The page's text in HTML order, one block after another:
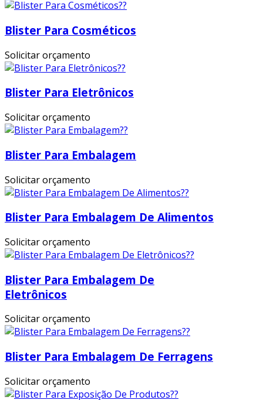
Blister Para Cosméticos
Solicitar orçamento
Blister Para Eletrônicos
Solicitar orçamento
Blister Para Embalagem
Solicitar orçamento
Blister Para Embalagem De Alimentos
Solicitar orçamento
Blister Para Embalagem De
Eletrônicos
Solicitar orçamento
Blister Para Embalagem De Ferragens
Solicitar orçamento